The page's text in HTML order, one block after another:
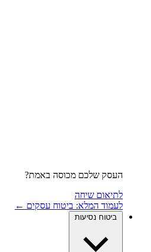
העסק שלכם מכוסה באמת?
לתיאום שיחה
לעמוד המלא: ביטוח עסקים ←
ביטוח נסיעות